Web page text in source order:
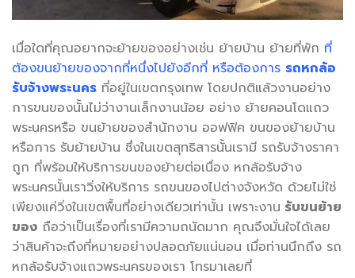
เมื่อใดที่คุณอยากจะย้ายของอย่างเช่น ย้ายบ้าน ย้ายที่พัก ที่
ต้องขนย้ายของจากที่หนึ่งไปยังอีกที่ หรือต้องการ รถหกล้อ
รับจ้างพระนคร ที่อยู่ในเขตกรุงเทพ โดยปกติแล้วงานอย่าง
การขนของนั้นไม่ว่างานเล็กงานน้อย อย่าง ย้ายคอนโดแถว
พระนครหรือ ขนย้ายของสำนักงาน ออฟฟิค ขนของย้ายบ้าน
หรือการ รับย้ายบ้าน ซึ่งในเขตสุทธิสารนั้นเรามี รถรับจ้างราคา
ถูก ที่พร้อมให้บริการขนของย้ายต่อเนื่อง หกล้อรับจ้าง
พระนครนั้นเราวิ่งให้บริการ รถขนของไปต่างจังหวัด ด้วยไม่ใช่
เพียงแค่วิ่งในเขตพื้นที่อย่างเดียวเท่านั้น เพราะงาน รับขนย้าย
ของ ถือว่าเป็นเรื่องที่เรามีความถนัดมาก คุณจึงมั่นใจได้เลย
ว่าสินค้าจะถึงที่หมายอย่างปลอดภัยแน่นอน เมื่อท่านนึกถึง รถ
หกล้อรับจ้างแถวพระนครของเรา โทรมาเลยที่